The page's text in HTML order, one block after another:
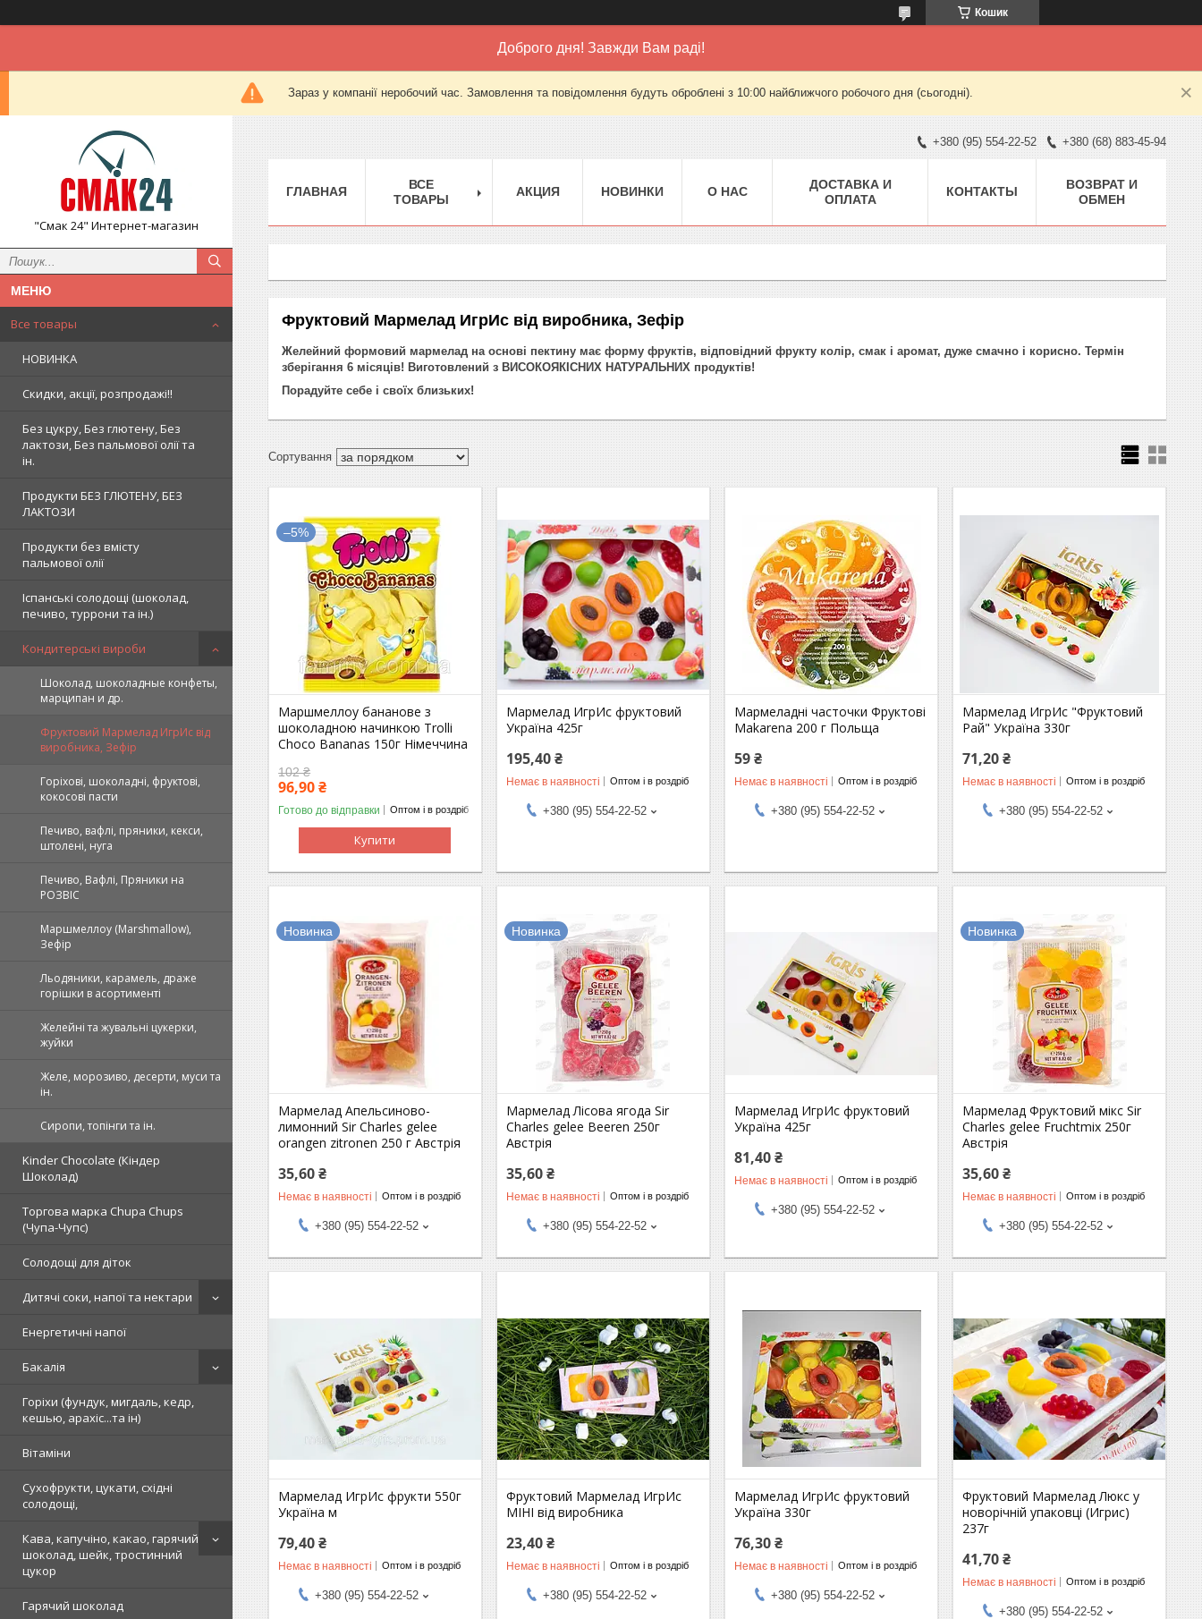
Кошик
Доброго дня! Завжди Вам раді!
Зараз у компанії неробочий час. Замовлення та повідомлення будуть оброблені з 10:00 найближчого робочого дня (сьогодні).
"Смак 24" Интернет-магазин
Все товары
НОВИНКА
Скидки, акції, розпродажі!!
Без цукру, Без глютену, Без
лактози, Без пальмової олії та
ін.
Продукти БЕЗ ГЛЮТЕНУ, БЕЗ
ЛАКТОЗИ
Продукти без вмісту
пальмової олії
Іспанські солодощі (шоколад,
печиво, туррони та ін.)
Кондитерські вироби
Шоколад, шоколадные конфеты,
марципан и др.
Фруктовий Мармелад ИгрИс від
виробника, Зефір
Горіхові, шоколадні, фруктові,
кокосові пасти
Печиво, вафлі, пряники, кекси,
штолені, нуга
Печиво, Вафлі, Пряники на
РОЗВІС
Маршмеллоу (Marshmallow),
Зефір
Льодяники, карамель, драже
горішки в асортименті
Желейні та жувальні цукерки,
жуйки
Желе, морозиво, десерти, муси та
ін.
Сиропи, топінги та ін.
Kinder Chocolate (Кіндер
Шоколад)
Торгова марка Chupa Chups
(Чупа-Чупс)
Солодощі для діток
Дитячі соки, напої та нектари
Енергетичні напої
Бакалія
Горіхи (фундук, мигдаль, кедр,
кешью, арахіс...та ін)
Вітаміни
Сухофрукти, цукати, східні
солодощі,
Кава, капучіно, какао, гарячий
шоколад, шейк, тростинний
цукор
Гарячий шоколад
+380 (95) 554-22-52 +380 (68) 883-45-94
ГЛАВНАЯ
ВСЕ
ТОВАРЫ
АКЦИЯ НОВИНКИ О НАС
ДОСТАВКА И
ОПЛАТА
КОНТАКТЫ
ВОЗВРАТ И
ОБМЕН
Фруктовий Мармелад ИгрИс від виробника, Зефір
Желейний формовий мармелад на основі пектину має форму фруктів, відповідний фрукту колір, смак і аромат, дуже смачно і корисно. Термін
зберігання 6 місяців! Виготовлений з ВИСОКОЯКІСНИХ НАТУРАЛЬНИХ продуктів!
Порадуйте себе і своїх близьких!
–5%
Маршмеллоу бананове з
шоколадною начинкою Trolli
Choco Bananas 150г Німеччина
102 ₴
96,90 ₴
Готово до відправки Оптом і в роздріб
Купити
Мармелад ИгрИс фруктовий
Україна 425г
195,40 ₴
Немає в наявності Оптом і в роздріб
+380 (95) 554-22-52
Мармеладні часточки Фруктові
Makarena 200 г Польща
59 ₴
Немає в наявності Оптом і в роздріб
+380 (95) 554-22-52
Мармелад ИгрИс "Фруктовий
Рай" Україна 330г
71,20 ₴
Немає в наявності Оптом і в роздріб
+380 (95) 554-22-52
Новинка
Мармелад Апельсиново-
лимонний Sir Charles gelee
orangen zitronen 250 г Австрія
35,60 ₴
Немає в наявності Оптом і в роздріб
+380 (95) 554-22-52
Новинка
Мармелад Лісова ягода Sir
Charles gelee Beeren 250г
Австрія
35,60 ₴
Немає в наявності Оптом і в роздріб
+380 (95) 554-22-52
Мармелад ИгрИс фруктовий
Україна 425г
81,40 ₴
Немає в наявності Оптом і в роздріб
+380 (95) 554-22-52
Новинка
Мармелад Фруктовий мікс Sir
Charles gelee Fruchtmix 250г
Австрія
35,60 ₴
Немає в наявності Оптом і в роздріб
+380 (95) 554-22-52
Мармелад ИгрИс фрукти 550г
Україна м
79,40 ₴
Немає в наявності Оптом і в роздріб
+380 (95) 554-22-52
Фруктовий Мармелад ИгрИс
МІНІ від виробника
23,40 ₴
Немає в наявності Оптом і в роздріб
+380 (95) 554-22-52
Мармелад ИгрИс фруктовий
Україна 330г
76,30 ₴
Немає в наявності Оптом і в роздріб
+380 (95) 554-22-52
Фруктовий Мармелад Люкс у
новорічній упаковці (Игрис)
237г
41,70 ₴
Немає в наявності Оптом і в роздріб
+380 (95) 554-22-52